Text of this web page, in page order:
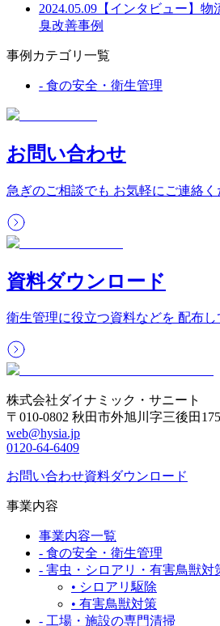
2024.05.09 【インタビュー】
臭改善事例
事例カテゴリ一覧
- 食の安全・衛生管理
お問い合わせ
急ぎのご相談でも お気軽にご連絡く
資料ダウンロード
衛生管理に役立つ資料などを 配布し
株式会社ダイナミック・サニート
〒010-0802 秋田市外旭川字三後田175
web@hysia.jp
0120-64-6409
お問い合わせ資料ダウンロード
事業内容
事業内容一覧
- 食の安全・衛生管理
- 害虫・シロアリ・有害鳥獣対
• シロアリ駆除
• 有害鳥獣対策
- 工場・施設の専門清掃